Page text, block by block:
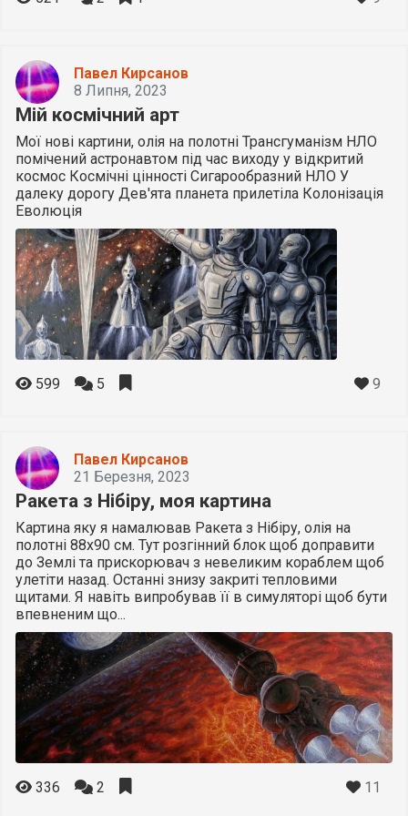
Павел Кирсанов
8 Липня, 2023
Мій космічний арт
Мої нові картини, олія на полотні Трансгуманізм НЛО
помічений астронавтом під час виходу у відкритий
космос Космічні цінності Сигарообразний НЛО У
далеку дорогу Дев'ята планета прилетіла Колонізація
Еволюція
599 5 9
Павел Кирсанов
21 Березня, 2023
Ракета з Нібіру, моя картина
Картина яку я намалював Ракета з Нібіру, олія на
полотні 88х90 см. Тут розгінний блок щоб доправити
до Землі та прискорювач з невеликим кораблем щоб
улетіти назад. Останні знизу закриті тепловими
щитами. Я навіть випробував її в симуляторі щоб бути
впевненим що...
336 2 11